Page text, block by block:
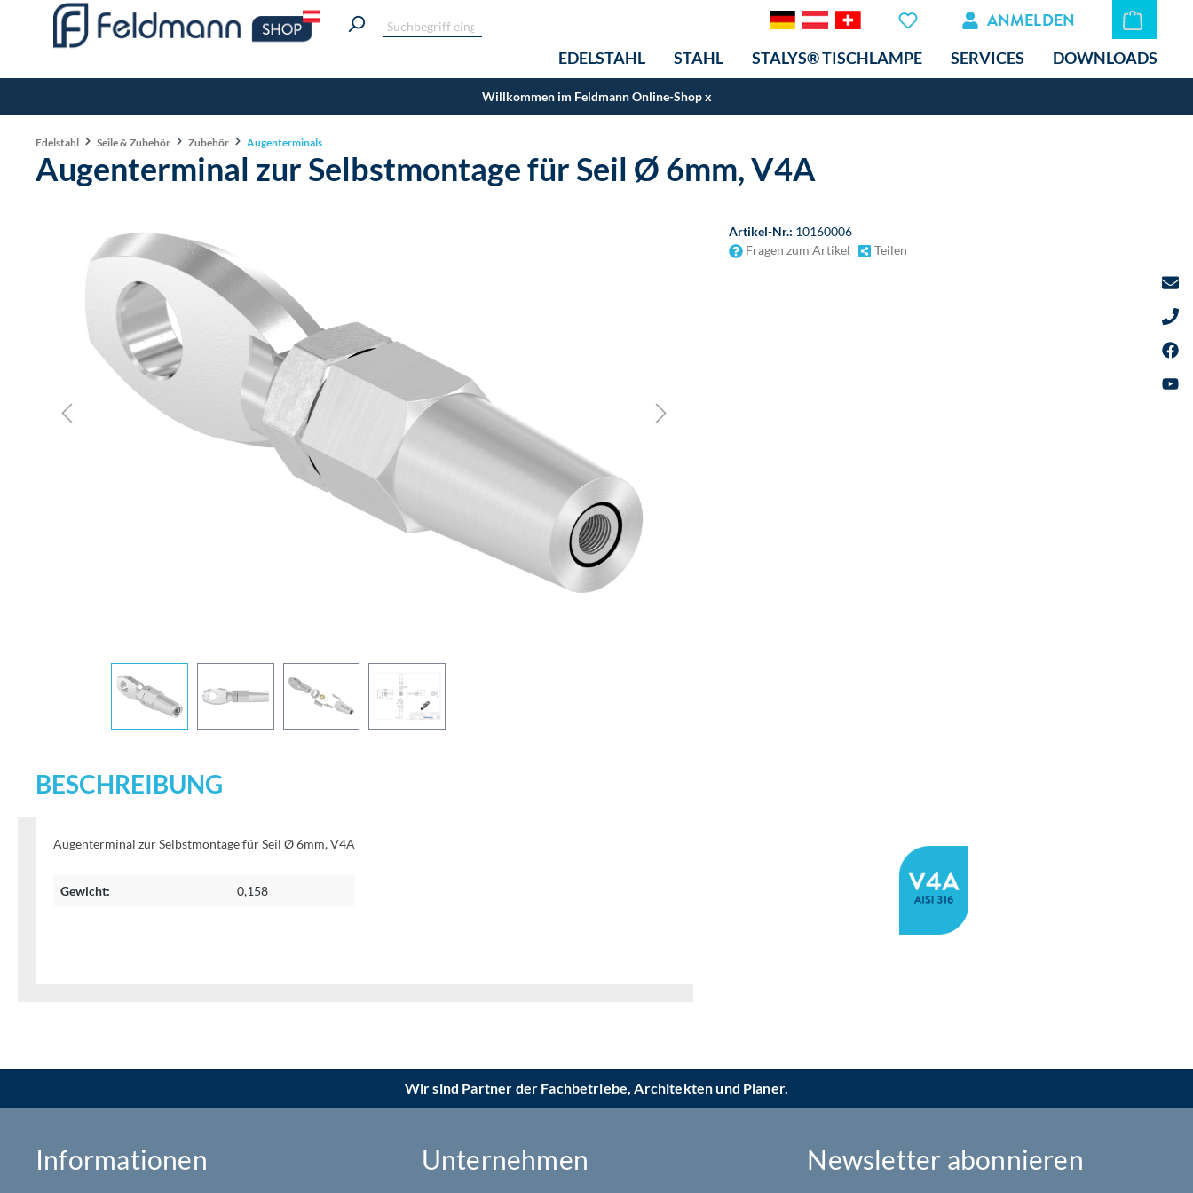
ANMELDEN
EDELSTAHL STAHL STALYS® TISCHLAMPE SERVICES DOWNLOADS
Willkommen im Feldmann Online-Shopx
Edelstahl Seile & Zubehör Zubehör Augenterminals
Augenterminal zur Selbstmontage für Seil Ø 6mm, V4A
Artikel-Nr.: 10160006
Fragen zum Artikel
Teilen
BESCHREIBUNG
Augenterminal zur Selbstmontage für Seil Ø 6mm, V4A
Gewicht: 0,158
Wir sind Partner der Fachbetriebe, Architekten und Planer.
Informationen Unternehmen Newsletter abonnieren